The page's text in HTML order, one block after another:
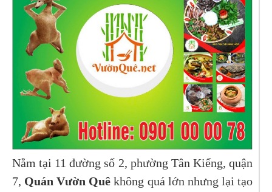
Nằm tại 11 đường số 2, phường Tân Kiểng, quận
7, Quán Vườn Quê không quá lớn nhưng lại tạo